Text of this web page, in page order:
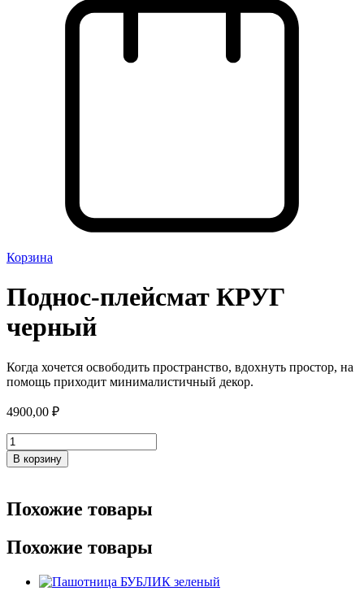
Корзина
Поднос-плейсмат КРУГ
черный
Когда хочется освободить пространство, вдохнуть простор, на
помощь приходит минималистичный декор.
4900,00 ₽
Количество
товара
Поднос-
черный
В корзину
Похожие товары
Похожие товары